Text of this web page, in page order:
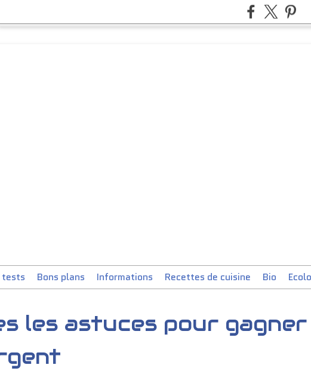
tests Bons plans Informations Recettes de cuisine Bio
les astuces pour gagner